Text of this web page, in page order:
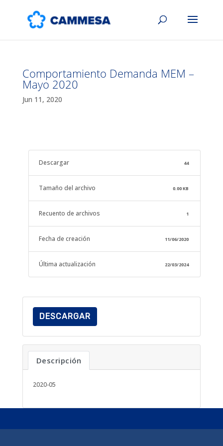
Comportamiento Demanda MEM –
Mayo 2020
Jun 11, 2020
Descargar 44
Tamaño del archivo 0.00 KB
Recuento de archivos 1
Fecha de creación 11/06/2020
Última actualización 22/03/2024
DESCARGAR
Descripción
2020-05